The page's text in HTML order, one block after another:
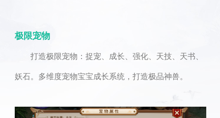
极限宠物
打造极限宠物：捉宠、成长、强化、天技、天书、
妖石。多维度宠物宝宝成长系统，打造极品神兽。